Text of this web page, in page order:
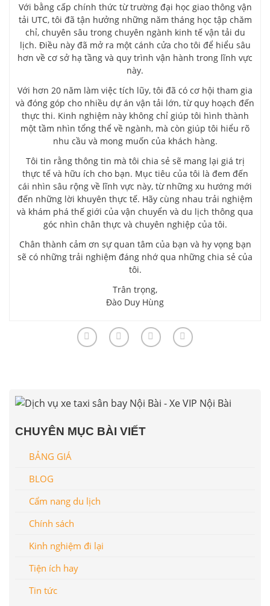
Với bằng cấp chính thức từ trường đại học giao thông vận
tải UTC, tôi đã tận hưởng những năm tháng học tập chăm
chỉ, chuyên sâu trong chuyên ngành kinh tế vận tải du
lịch. Điều này đã mở ra một cánh cửa cho tôi để hiểu sâu
hơn về cơ sở hạ tầng và quy trình vận hành trong lĩnh vực
này.
Với hơn 20 năm làm việc tích lũy, tôi đã có cơ hội tham gia
và đóng góp cho nhiều dự án vận tải lớn, từ quy hoạch đến
thực thi. Kinh nghiệm này không chỉ giúp tôi hình thành
một tầm nhìn tổng thể về ngành, mà còn giúp tôi hiểu rõ
nhu cầu và mong muốn của khách hàng.
Tôi tin rằng thông tin mà tôi chia sẻ sẽ mang lại giá trị
thực tế và hữu ích cho bạn. Mục tiêu của tôi là đem đến
cái nhìn sâu rộng về lĩnh vực này, từ những xu hướng mới
đến những lời khuyên thực tế. Hãy cùng nhau trải nghiệm
và khám phá thế giới của vận chuyển và du lịch thông qua
góc nhìn chân thực và chuyên nghiệp của tôi.
Chân thành cảm ơn sự quan tâm của bạn và hy vọng bạn
sẽ có những trải nghiệm đáng nhớ qua những chia sẻ của
tôi.
Trân trọng,
Đào Duy Hùng
CHUYÊN MỤC BÀI VIẾT
BẢNG GIÁ
BLOG
Cẩm nang du lịch
Chính sách
Kinh nghiệm đi lại
Tiện ích hay
Tin tức